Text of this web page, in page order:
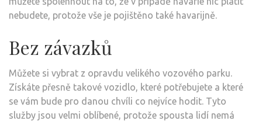
nebudete, protože vše je pojištěno také havarijně.
Bez závazků
Můžete si vybrat z opravdu velikého vozového parku.
Získáte přesně takové vozidlo, které potřebujete a které
se vám bude pro danou chvíli co nejvíce hodit. Tyto
služby jsou velmi oblíbené, protože spousta lidí nemá